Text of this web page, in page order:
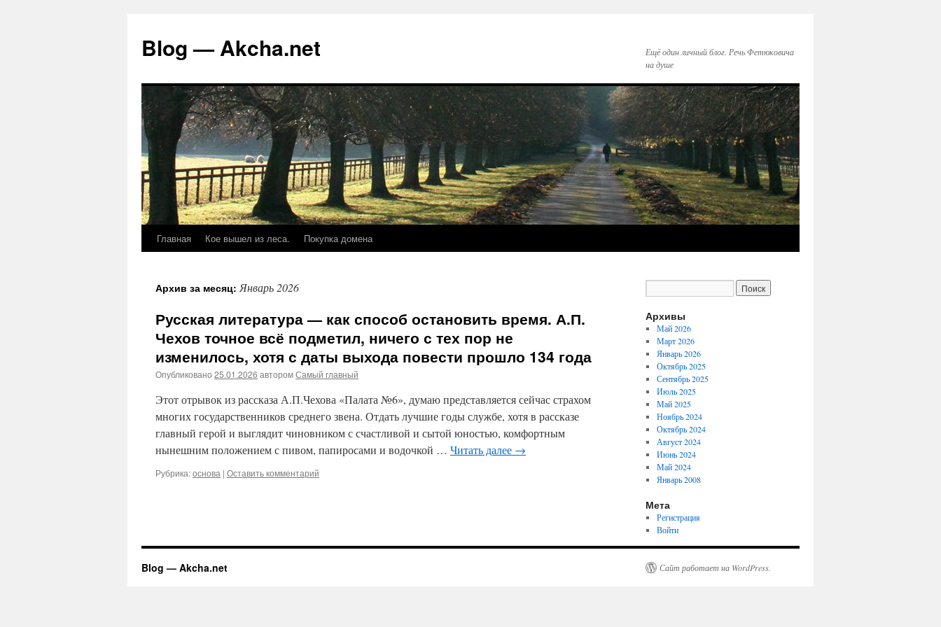
содержимому
Blog — Akcha.net
Ещё один личный блог. Речь Фетюковича
на душе
Главная Кое вышел из леса. Покупка домена
Архив за месяц:Январь 2026
Русская литература — как способ остановить время. А.П.
Чехов точное всё подметил, ничего с тех пор не
изменилось, хотя с даты выхода повести прошло 134 года
Опубликовано 25.01.2026 авторомСамый главный
Этот отрывок из рассказа А.П.Чехова «Палата №6», думаю представляется сейчас страхом
многих государственников среднего звена. Отдать лучшие годы службе, хотя в рассказе
главный герой и выглядит чиновником с счастливой и сытой юностью, комфортным
нынешним положением с пивом, папиросами и водочкой … Читать далее →
Рубрика:основа | Оставить комментарий
Архивы
Май 2026
Март 2026
Январь 2026
Октябрь 2025
Сентябрь 2025
Июль 2025
Май 2025
Ноябрь 2024
Октябрь 2024
Август 2024
Июнь 2024
Май 2024
Январь 2008
Мета
Регистрация
Войти
Blog — Akcha.net Сайт работает на WordPress.